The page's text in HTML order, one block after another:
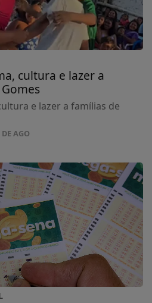
cultura e lazer a
e lazer a famílias de
AGO